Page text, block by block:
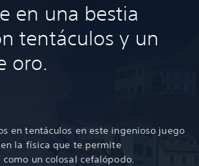
en una bestia
tentáculos y un
oro.
en tentáculos en este ingenioso juego
en la física que te permite
un colosal cefalópodo.